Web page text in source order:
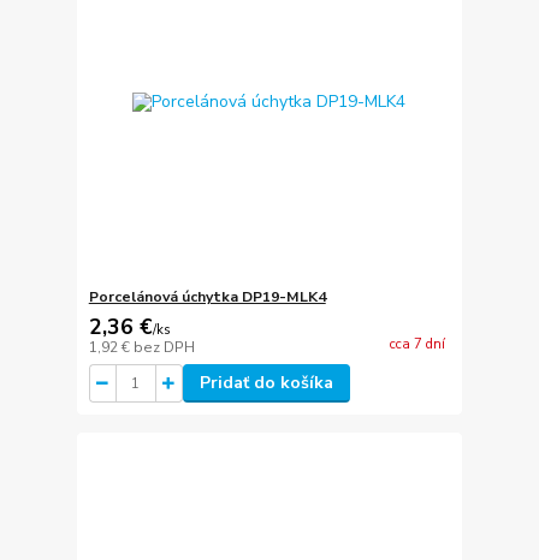
Porcelánová úchytka DP19-MLK4
2,36 €/ks
1,92 € bez DPH cca 7 dní
Pridať do košíka